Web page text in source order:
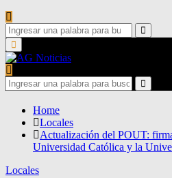
Search
for:
Search
Primary
Menu
Search
for:
Search
Home
Locales
Actualización del POUT:
Universidad Católica y la
Locales